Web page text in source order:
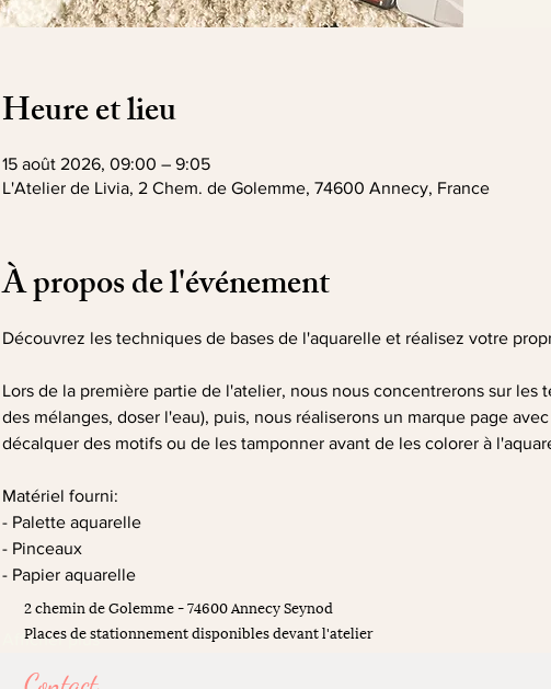
Heure et lieu
15 août 2026, 09:00 – 9:05
L'Atelier de Livia, 2 Chem. de Golemme, 74600 Annecy, France
À propos de l'événement
Découvrez les techniques de bases de l'aquarelle et réalisez votre
Lors de la première partie de l'atelier, nous nous concentrerons sur les
des mélanges, doser l'eau), puis, nous réaliserons un marque page
décalquer des motifs ou de les tamponner avant de les colorer à
Matériel fourni:
- Palette aquarelle
- Pinceaux
- Papier aquarelle
Afficher plus
Places de stationnement disponibles devant l'atelier
2 chemin de Golemme - 74600 Annecy Seynod